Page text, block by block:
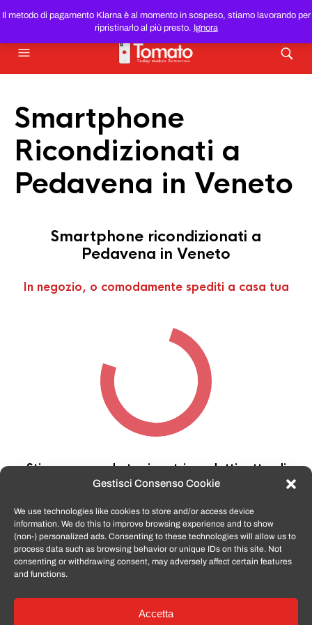
Gestisci Consenso Cookie
We use technologies like cookies to store and/or access device
information. We do this to improve browsing experience and to show
(non-) personalized ads. Consenting to these technologies will allow us to
process data such as browsing behavior or unique IDs on this site. Not
consenting or withdrawing consent, may adversely affect certain features
and functions.
Accetta
Il metodo di pagamento Klarna è al momento in sospeso, stiamo lavorando per
ripristinarlo al più presto. Ignora
SMARTPHONE E TABLET RICONDIZIONATIAL MIGLIOR
PREZZO DEL WEB!
Smartphone
Ricondizionati a
Pedavena in Veneto
Smartphone ricondizionati a
Pedavena in Veneto
In negozio, o comodamente spediti a casa tua
Stiamo cercando tra i nostri prodotti, attendi
qualche secondo…
TomatoSmartphone.itè lo shop n.1 in italia per
smartphone ricondizionati garantiti e certificati
di tutte le marche,APPLE, SAMSUNG, HUAWEI,
ONEPLUS, XIAOMI e tanto altro